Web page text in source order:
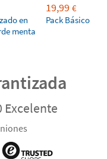
en
menta
19,99 €
Pack Básico
Excelente